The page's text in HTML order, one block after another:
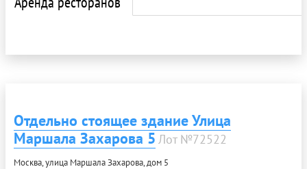
Отдельно стоящее здание Улица
Маршала Захарова 5 Лот №72522
Москва, улица Маршала Захарова, дом 5